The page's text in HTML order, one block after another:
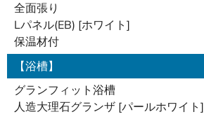
全面張り
Lパネル(EB) [ホワイト]
保温材付
【浴槽】
グランフィット浴槽
人造大理石グランザ [パールホワイト]